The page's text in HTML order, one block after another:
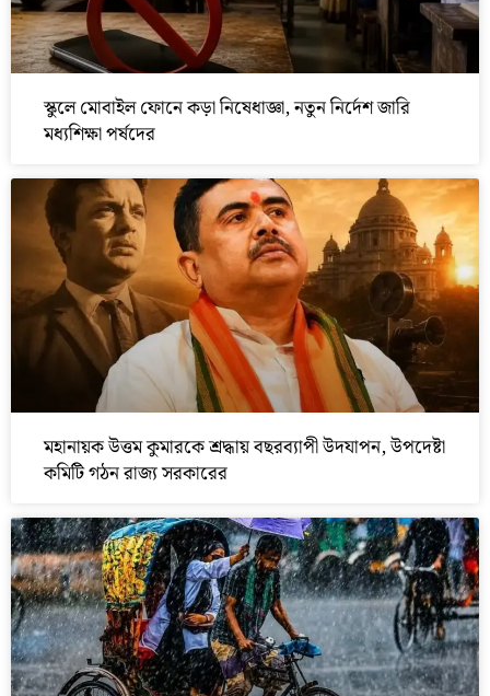
স্কুলে মোবাইল ফোনে কড়া নিষেধাজ্ঞা, নতুন নির্দেশ জারি
মধ্যশিক্ষা পর্ষদের
মহানায়ক উত্তম কুমারকে শ্রদ্ধায় বছরব্যাপী উদযাপন, উপদেষ্টা
কমিটি গঠন রাজ্য সরকারের